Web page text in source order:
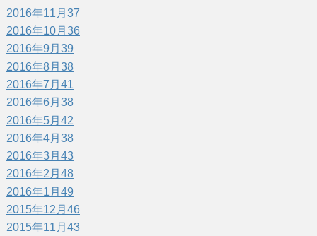
2016年11月 37
2016年10月 36
2016年9月 39
2016年8月 38
2016年7月 41
2016年6月 38
2016年5月 42
2016年4月 38
2016年3月 43
2016年2月 48
2016年1月 49
2015年12月 46
2015年11月 43